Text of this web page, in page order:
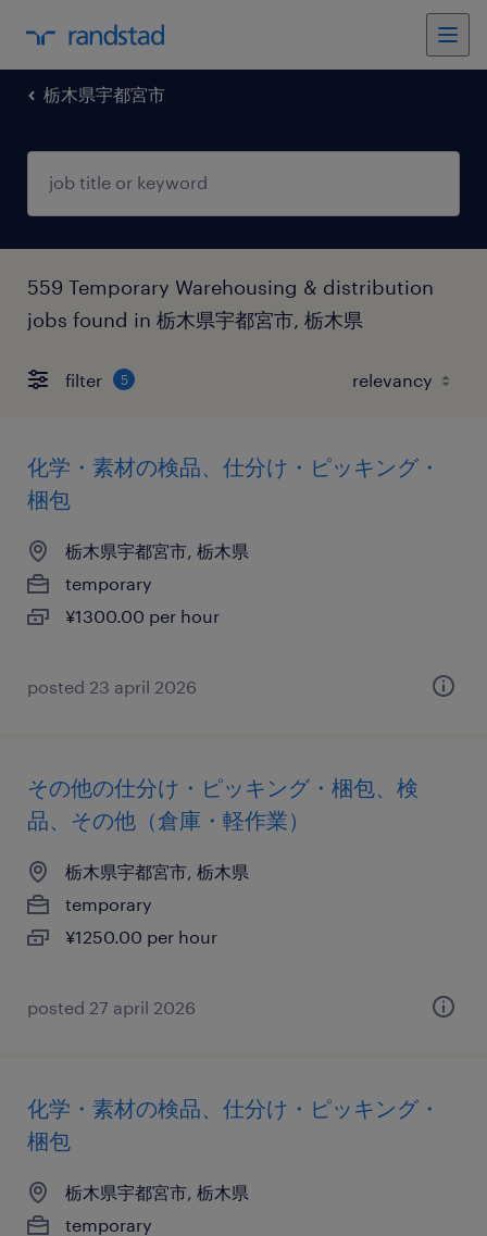
栃木県宇都宮市
559 Temporary Warehousing & distribution
jobs found in 栃木県宇都宮市, 栃木県
filter 5
化学・素材の検品、仕分け・ピッキング・
梱包
栃木県宇都宮市, 栃木県
temporary
¥1300.00 per hour
posted 23 april 2026
その他の仕分け・ピッキング・梱包、検
品、その他（倉庫・軽作業）
栃木県宇都宮市, 栃木県
temporary
¥1250.00 per hour
posted 27 april 2026
化学・素材の検品、仕分け・ピッキング・
梱包
栃木県宇都宮市, 栃木県
temporary